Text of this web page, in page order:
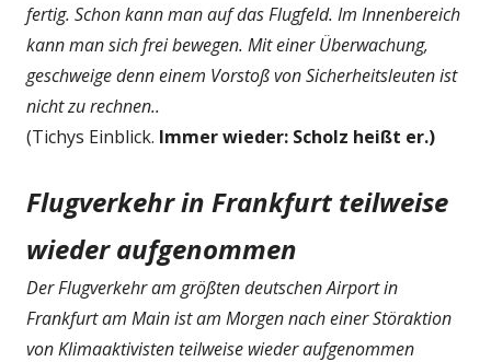
fertig. Schon kann man auf das Flugfeld. Im Innenbereich
kann man sich frei bewegen. Mit einer Überwachung,
geschweige denn einem Vorstoß von Sicherheitsleuten ist
nicht zu rechnen..
(Tichys Einblick. Immer wieder: Scholz heißt er.)
Flugverkehr in Frankfurt teilweise
wieder aufgenommen
Der Flugverkehr am größten deutschen Airport in
Frankfurt am Main ist am Morgen nach einer Störaktion
von Klimaaktivisten teilweise wieder aufgenommen